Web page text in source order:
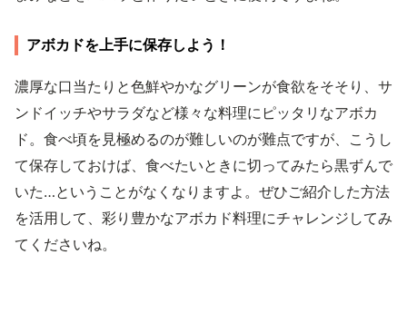
アボカドを上手に保存しよう！
濃厚な口当たりと色鮮やかなグリーンが食欲をそそり、サ
ンドイッチやサラダなど様々な料理にピッタリなアボカ
ド。食べ頃を見極めるのが難しいのが難点ですが、こうし
て保存しておけば、食べたいときに切ってみたら黒ずんで
いた…ということがなくなりますよ。ぜひご紹介した方法
を活用して、彩り豊かなアボカド料理にチャレンジしてみ
てくださいね。